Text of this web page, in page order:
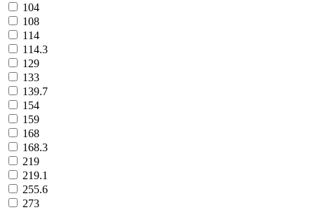
104
108
114
114.3
129
133
139.7
154
159
168
168.3
219
219.1
255.6
273